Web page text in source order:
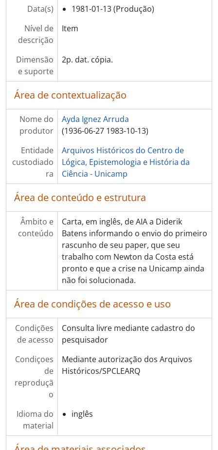
[Série] AV - Áudio Visual
Data(s)
1981-01-13 (Produção)
Nível de
descrição
Item
Dimensão
e suporte
2p. dat. cópia.
Área de contextualização
Nome do
produtor
Ayda Ignez Arruda
(1936-06-27 1983-10-13)
Entidade
custodiado
ra
Arquivos Históricos do Centro de
Lógica, Epistemologia e História da
Ciência - Unicamp
Área de conteúdo e estrutura
Âmbito e
conteúdo
Carta, em inglês, de AIA a Diderik
Batens informando o envio do primeiro
rascunho de seu paper, que seu
trabalho com Newton da Costa está
pronto e que a crise na Unicamp ainda
não foi solucionada.
Área de condições de acesso e uso
Condições
de acesso
Consulta livre mediante cadastro do
pesquisador
Condiçoes
de
reproduçã
o
Mediante autorização dos Arquivos
Históricos/SPCLEARQ
Idioma do
material
inglês